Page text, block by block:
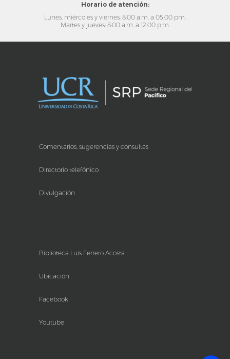
Horario de atención:
Lunes, miércoles y viernes: 8:00 a.m. a 05:00 pm.
Martes y jueves: 8:00 a.m. a 12:00 p.m.
Comentarios, sugerencias y consultas
Directorio telefónico
Divulgación
Biblioteca Luis Ferrero Acosta
Ubicación
Facebook
Youtube